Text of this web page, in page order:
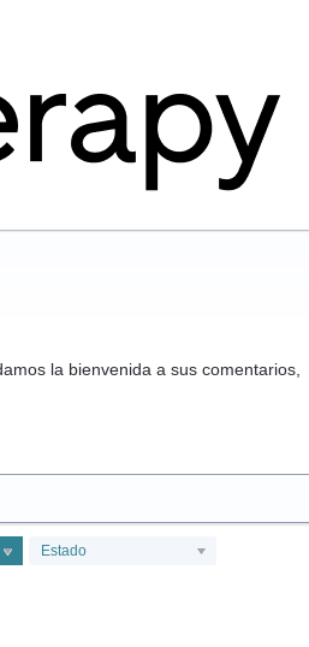
la bienvenida a sus comentarios,
Estado